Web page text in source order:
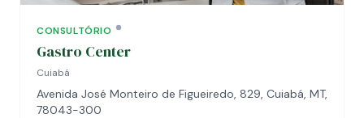
CONSULTÓRIO
Gastro Center
Cuiabá
Avenida José Monteiro de Figueiredo, 829, Cuiabá, MT,
78043-300